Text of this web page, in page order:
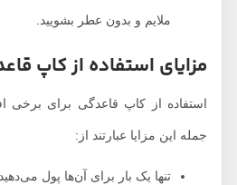
ملایم و بدون عطر بشویید.
مزایای استفاده از کاپ
استفاده از کاپ قاعدگی برای برخی افراد
جمله این مزایا عبارتند از:
تنها یک بار برای آن‌ها پول می‌دهید.